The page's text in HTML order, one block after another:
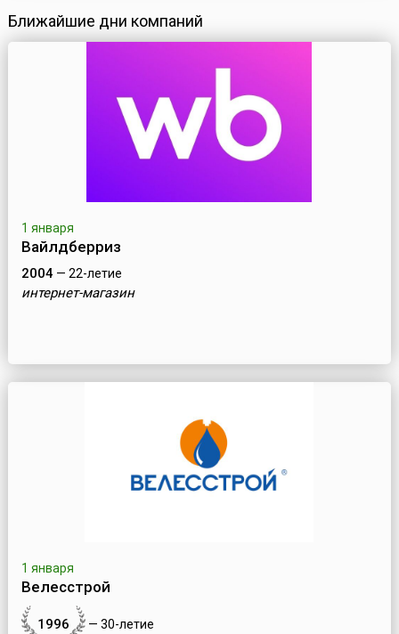
Ближайшие дни компаний
1 января
Вайлдберриз
2004— 22-летие
интернет-магазин
1 января
Велесстрой
1996 — 30-летие